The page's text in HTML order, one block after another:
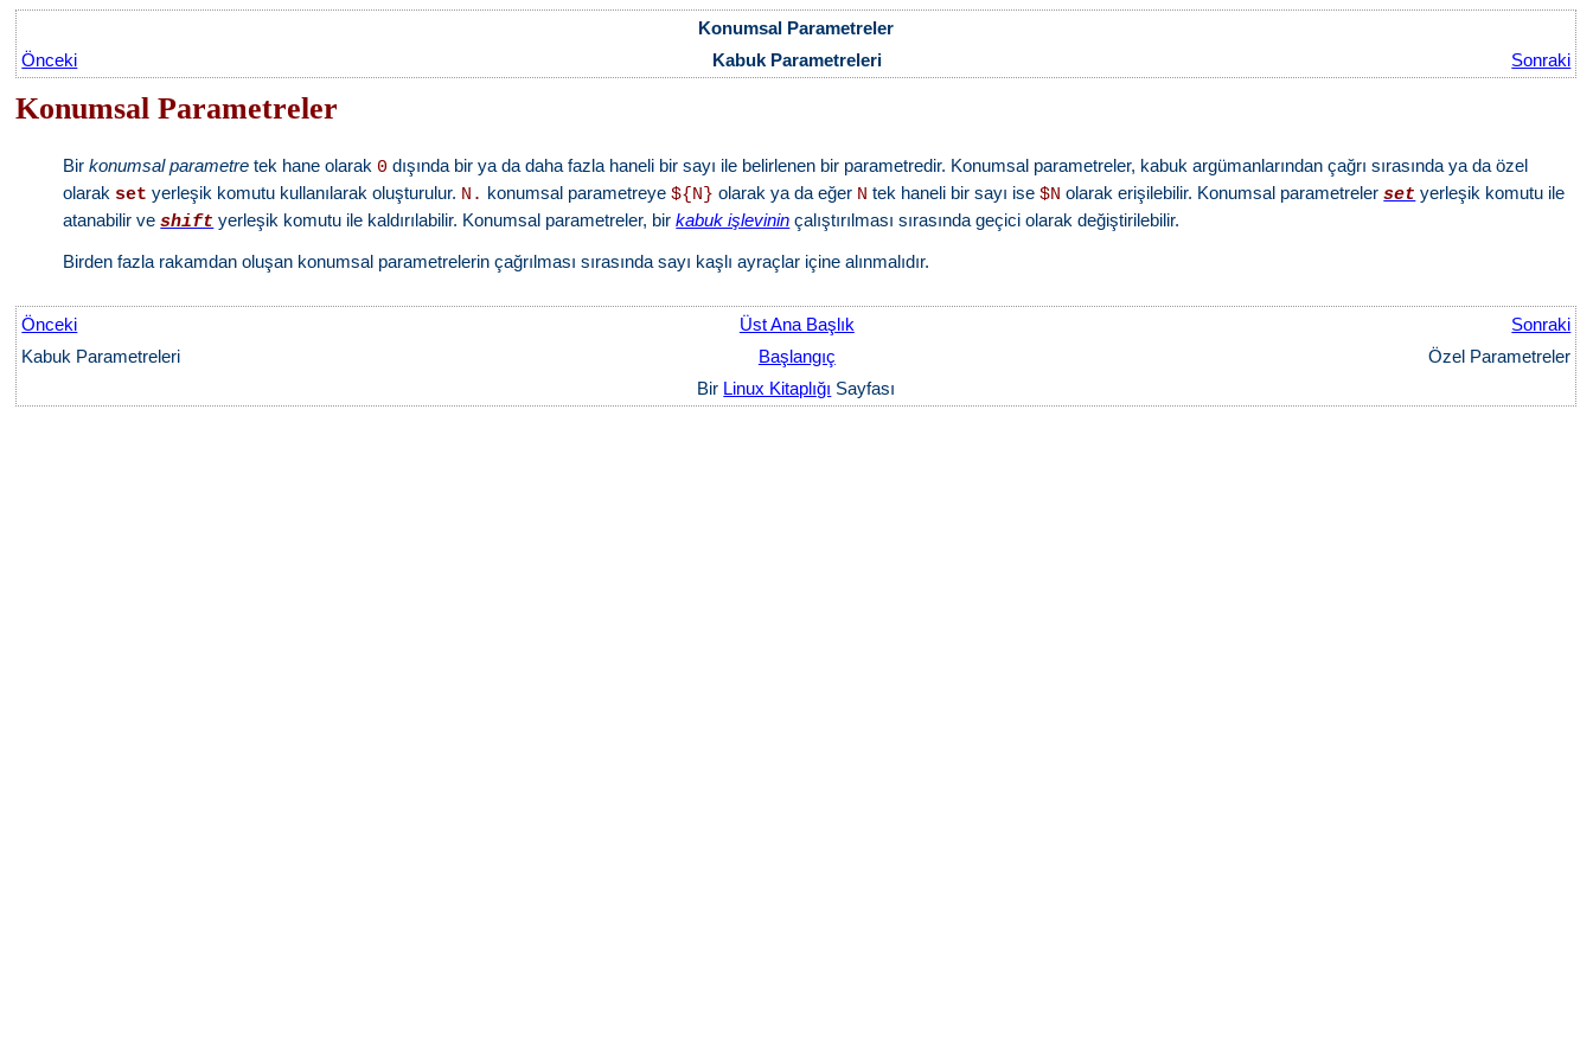
Konumsal Parametreler
Önceki
Kabuk Parametreleri Sonraki
Konumsal Parametreler
Birkonumsal parametre tek hane olarak 0 dışında bir ya da daha fazla haneli bir sayı ile belirlenen bir parametredir. Konumsal parametreler, kabuk argümanlarından çağrı sırasında ya da özel
olarak set yerleşik komutu kullanılarak oluşturulur. N. konumsal parametreye${N} olarak ya da eğer N tek haneli bir sayı ise$N olarak erişilebilir. Konumsal parametrelerset yerleşik komutu ile
atanabilir veshift yerleşik komutu ile kaldırılabilir. Konumsal parametreler, birkabuk işlevinin çalıştırılması sırasında geçici olarak değiştirilebilir.
Birden fazla rakamdan oluşan konumsal parametrelerin çağrılması sırasında sayı kaşlı ayraçlar içine alınmalıdır.
Önceki Üst Ana Başlık
Sonraki
Kabuk Parametreleri
Başlangıç
Özel Parametreler
Bir Linux Kitaplığı Sayfası